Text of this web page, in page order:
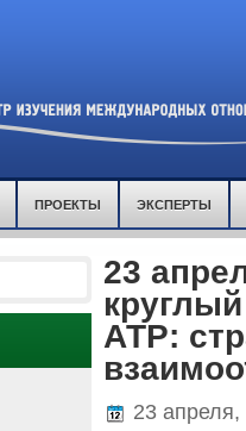
ПРОЕКТЫ ЭКСПЕРТЫ
23
АТР:
23 апреля,